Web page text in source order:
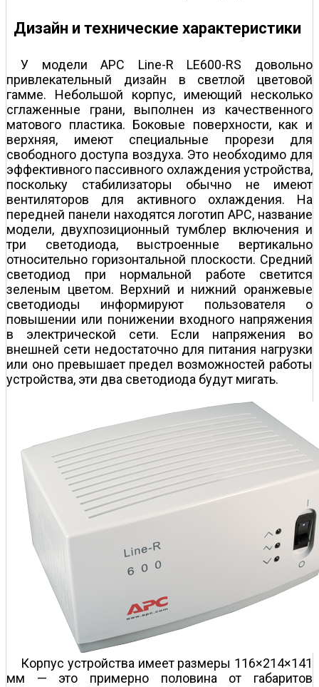
Дизайн и технические характеристики
У модели APC Line-R LE600-RS довольно
привлекательный дизайн в светлой цветовой
гамме. Небольшой корпус, имеющий несколько
сглаженные грани, выполнен из качественного
матового пластика. Боковые поверхности, как и
верхняя, имеют специальные прорези для
свободного доступа воздуха. Это необходимо для
эффективного пассивного охлаждения устройства,
поскольку стабилизаторы обычно не имеют
вентиляторов для активного охлаждения. На
передней панели находятся логотип APC, название
модели, двухпозиционный тумблер включения и
три светодиода, выстроенные вертикально
относительно горизонтальной плоскости. Средний
светодиод при нормальной работе светится
зеленым цветом. Верхний и нижний оранжевые
светодиоды информируют пользователя о
повышении или понижении входного напряжения
в электрической сети. Если напряжения во
внешней сети недостаточно для питания нагрузки
или оно превышает предел возможностей работы
устройства, эти два светодиода будут мигать.
Корпус устройства имеет размеры 116×214×141
мм — это примерно половина от габаритов